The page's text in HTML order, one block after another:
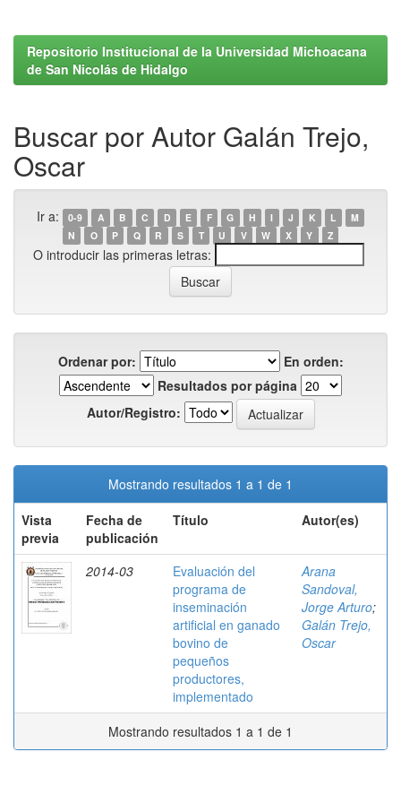
Repositorio Institucional de la Universidad Michoacana
de San Nicolás de Hidalgo
Buscar por Autor Galán Trejo,
Oscar
Ir a: 0-9 A B C D E F G H I J K L
M
N
O P Q R S T U V W X Y Z
O introducir las primeras letras:
Ordenar por:
En orden:
Resultados por página
Autor/Registro:
Mostrando resultados 1 a 1 de 1
Vista
previa
Fecha de
publicación
Título Autor(es)
2014-03
Evaluación del
programa de
inseminación
artificial en ganado
bovino de
pequeños
productores,
implementado
Arana
Sandoval,
Jorge Arturo;
Galán Trejo,
Oscar
Mostrando resultados 1 a 1 de 1